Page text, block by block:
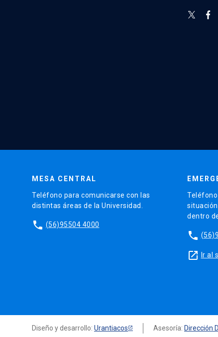
MESA CENTRAL
Teléfono para comunicarse con las
distintas áreas de la Universidad.
phone (56)95504 4000
dentro
phone
launch Ir al
Diseño y desarrollo: Urantiacos Asesoría: Dirección